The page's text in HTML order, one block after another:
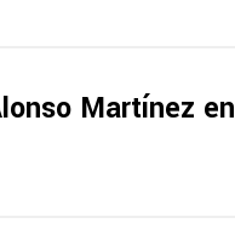
Martínez en